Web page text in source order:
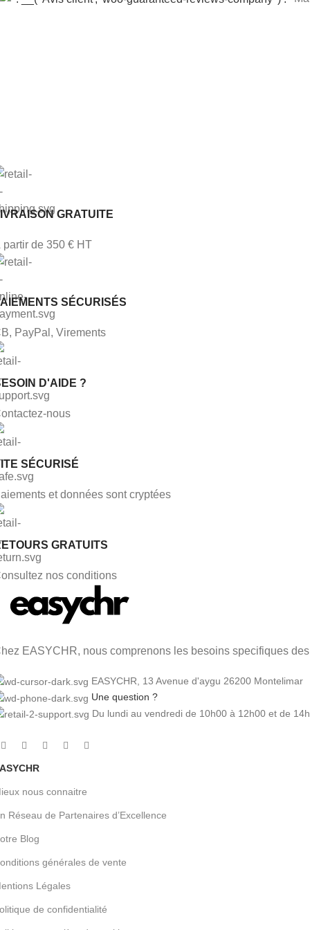
GRATUITE
partir de 350 € HT
SÉCURISÉS
PayPal, Virements
D'AIDE ?
nous
SÉCURISÉ
et données sont cryptées
GRATUITS
nos conditions
EASYCHR, nous comprenons les besoins specifiques
EASYCHR, 13 Avenue d'aygu 26200 Montelimar
Une question ?
Du lundi au vendredi de 10h00 à 12h00 et de
nous connaitre
Réseau de Partenaires d’Excellence
Blog
générales de vente
Légales
de confidentialité